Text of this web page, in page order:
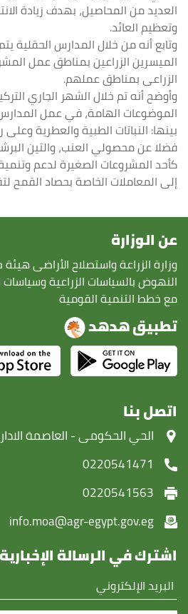
العديد من المحاصيل، بهدف زيادة
وتعظيم العائد.
وتابع أنه من خلال المدارس الحقلية
الميسرين الزراعين بمناطق عمل
الزراعى بمناطق عملهم.
وأوضح أنه تم خلال الشهر الجاري
الموضوعات الهامة، في عمل
بينها: النباتات الطبية والعطرية
فضلا عن محصولي العنب، والتين
كأحد المشروعات الصغيرة لدعم وتنمية
إلى المعاملات الخاصة بحصاد القمح
عن الوزارة
وزارة الزراعة واستصلاح الأراضى
النهوض بالسياسات الزراعية وسياسات
مع خطط التنمية القومية
تطبيق هدهد
اتصل بنا
‏الحي الحكومى - العاصمة
0220541471
0220541563
info.moa@agr-egypt.gov.eg
اشترك في الرسالة الإخبارية